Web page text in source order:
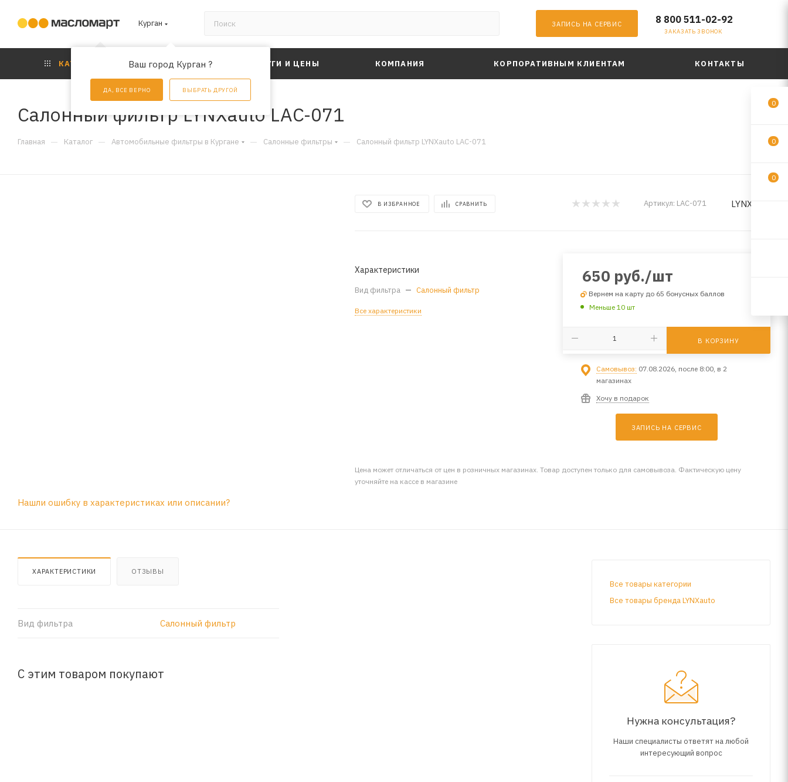
Курган
Ваш город Курган ?
ДА, ВСЕ ВЕРНО ВЫБРАТЬ ДРУГОЙ
ЗАПИСЬ НА СЕРВИС 8 800 511-02-92
ЗАКАЗАТЬ ЗВОНОК
КАТАЛОГ АКЦИИ УСЛУГИ И ЦЕНЫ КОМПАНИЯ КОРПОРАТИВНЫМ КЛИЕНТАМ КОНТАКТЫ
Салонный фильтр LYNXauto LAC-071
Главная — Каталог — Автомобильные фильтры в Кургане — Салонные фильтры — Салонный фильтр LYNXauto LAC-071
В ИЗБРАННОЕ СРАВНИТЬ Артикул: LAC-071 LYNXauto
Характеристики
Вид фильтра — Салонный фильтр
Все характеристики
650 руб./шт
Вернем на карту до 65 бонусных баллов
Меньше 10 шт
В КОРЗИНУ
Самовывоз: 07.08.2026, после 8:00, в 2
магазинах
Хочу в подарок
ЗАПИСЬ НА СЕРВИС
Цена может отличаться от цен в розничных магазинах. Товар доступен только для самовывоза. Фактическую цену
уточняйте на кассе в магазине
Нашли ошибку в характеристиках или описании?
ХАРАКТЕРИСТИКИ ОТЗЫВЫ
Вид фильтра Салонный фильтр
С этим товаром покупают
Все товары категории
Все товары бренда LYNXauto
Нужна консультация?
Наши специалисты ответят на любой
интересующий вопрос
0
0
0